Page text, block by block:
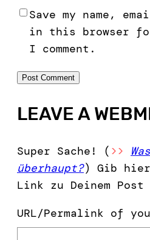
Save my name,
in this browser
I comment.
LEAVE A
Super Sache! ( >>
überhaupt?) Gib
Link zu Deinem
URL/Permalink of